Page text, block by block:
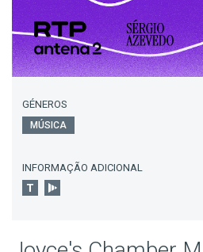
GÉNEROS
MÚSICA
INFORMAÇÃO ADICIONAL